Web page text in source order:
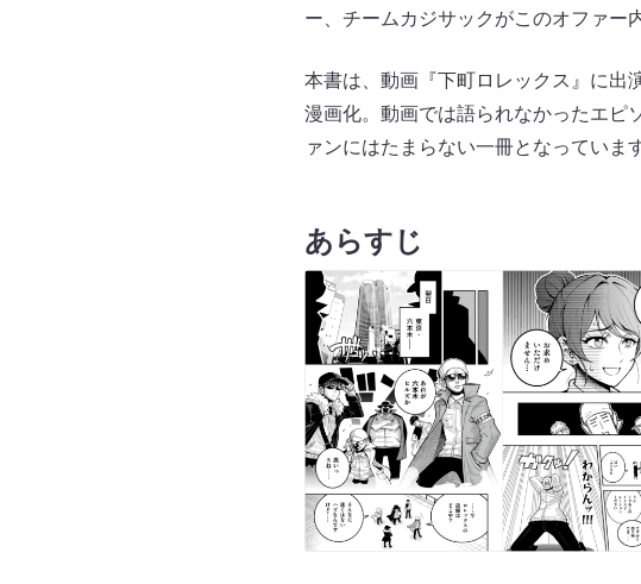
ー、チームカジサックがこのオファー
本書は、動画『下町ロレックス』に出
漫画化。動画では語られなかったエピ
ァンにはたまらない一冊となっています
あらすじ